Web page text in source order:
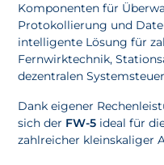
Komponenten für
Protokollierung und
intelligente Lösung für
Fernwirktechnik,
dezentralen
Dank eigener
sich der FW-5 ideal für
zahlreicher kleinskaliger